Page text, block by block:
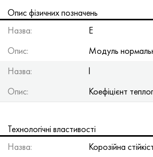
Опис фізичних позначень
Назва:
Е
Опис:
Модуль
Назва:
l
Опис:
Коефіцієнт
Технологічні властивості
Назва:
Корозійна
Хастеллой C-276
Хастеллой C2000
Хастеллой 3
Удимет 720
40ХФА, 1.7223, aisi 4142
45Х, 45h, 1.7035
45ХН2МФА, k2425, 45hnmf